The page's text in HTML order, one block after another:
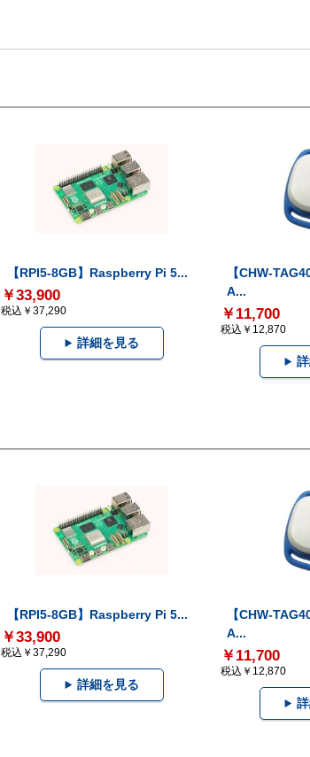
【RPI5-8GB】Raspberry Pi 5...
￥33,900
税込￥37,290
詳細を見る
【CHW-
A...
￥11,700
税込￥12,870
【RPI5-8GB】Raspberry Pi 5...
￥33,900
税込￥37,290
詳細を見る
【CHW-
A...
￥11,700
税込￥12,870